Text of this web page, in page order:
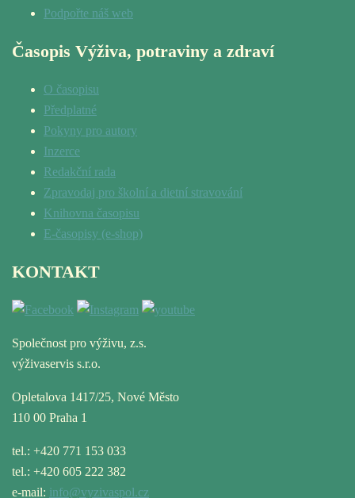
Podpořte náš web
Časopis Výživa, potraviny a zdraví
O časopisu
Předplatné
Pokyny pro autory
Inzerce
Redakční rada
Zpravodaj pro školní a dietní stravování
Knihovna časopisu
E-časopisy (e-shop)
KONTAKT
Společnost pro výživu, z.s.
výživaservis s.r.o.
Opletalova 1417/25, Nové Město
110 00 Praha 1
tel.: +420 771 153 033
tel.: +420 605 222 382
e-mail: info@vyzivaspol.cz